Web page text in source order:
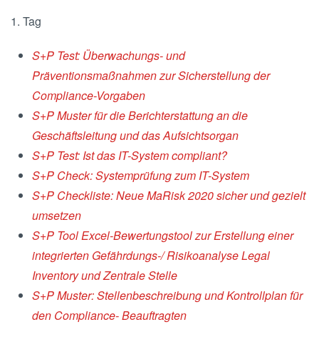
1. Tag
S+P Test: Überwachungs- und
Präventionsmaßnahmen zur Sicherstellung der
Compliance-Vorgaben
S+P Muster für die Berichterstattung an die
Geschäftsleitung und das Aufsichtsorgan
S+P Test: Ist das IT-System compliant?
S+P Check: Systemprüfung zum IT-System
S+P Checkliste: Neue MaRisk 2020 sicher und gezielt
umsetzen
S+P Tool Excel-Bewertungstool zur Erstellung einer
integrierten Gefährdungs-/ Risikoanalyse Legal
Inventory und Zentrale Stelle
S+P Muster: Stellenbeschreibung und Kontrollplan für
den Compliance- Beauftragten